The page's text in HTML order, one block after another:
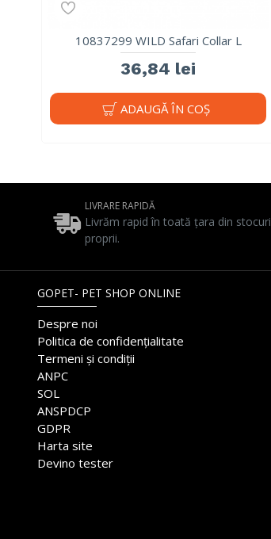
10837299 WILD Safari Collar L
36,84 lei
ADAUGĂ ÎN COŞ
LIVRARE RAPIDĂ
Livrăm rapid în toată țara din stocuri
proprii.
GOPET- PET SHOP ONLINE
Despre noi
Politica de confidențialitate
Termeni și condiții
ANPC
SOL
ANSPDCP
GDPR
Harta site
Devino tester